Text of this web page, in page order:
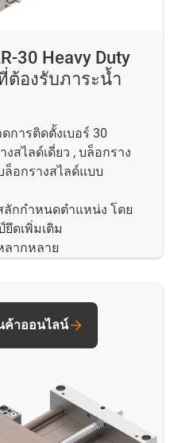
30 Heavy Duty
ต้องรับภาระน้ำ
การติดตั้งเบอร์ 30
สไลด์เดี่ยว , บล็อกราง
อกรางสไลด์แบบ
ลักกำหนดตำแหน่ง โดย
ดเพิ่มเติม
ลากหลาย
ค้าออนไลน์